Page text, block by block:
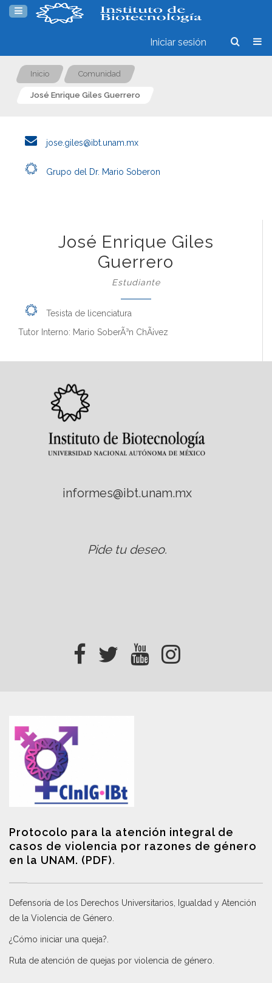
Iniciar sesión
Inicio Comunidad
José Enrique Giles Guerrero
jose.giles@ibt.unam.mx
Grupo del Dr. Mario Soberon
José Enrique Giles
Guerrero
Estudiante
Tesista de licenciatura
Tutor Interno: Mario SoberÃ³n ChÃ¡vez
informes@ibt.unam.mx
Pide tu deseo.
Protocolo para la atención integral de
casos de violencia por razones de género
en la UNAM. (PDF).
Defensoría de los Derechos Universitarios, Igualdad y Atención
de la Violencia de Género
¿Cómo iniciar una queja?
Ruta de atención de quejas por violencia de género